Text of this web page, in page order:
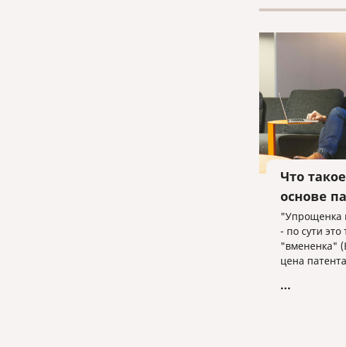
Что
основе
"Упрощенка
- по сути
"вмененка"
цена
дохода,
...